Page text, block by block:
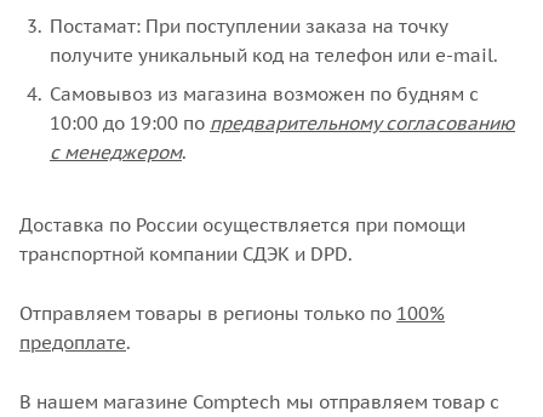
Постамат: При поступлении заказа на точку
получите уникальный код на телефон или e-mail.
Самовывоз из магазина возможен по будням с
10:00 до 19:00 по предварительному согласованию
с менеджером.
Доставка по России осуществляется при помощи
транспортной компании СДЭК и DPD.
Отправляем товары в регионы только по 100%
предоплате.
В нашем магазине Comptech мы отправляем товар с